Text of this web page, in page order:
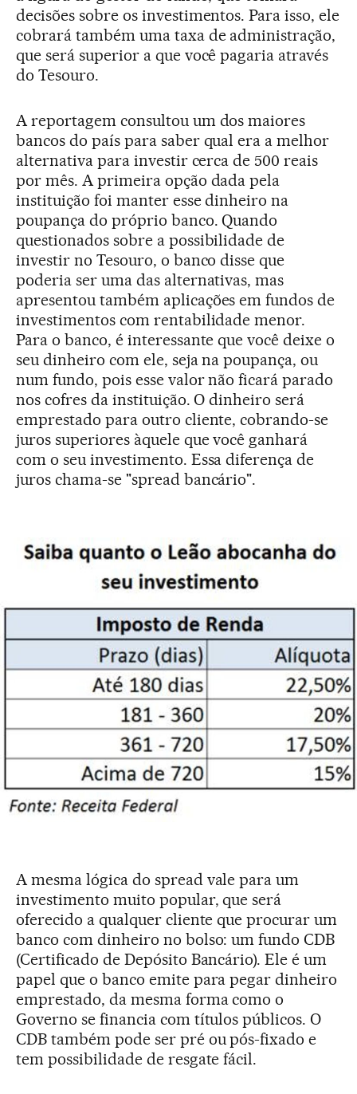
decisões sobre os investimentos. Para isso, ele
cobrará também uma taxa de administração,
que será superior a que você pagaria através
do Tesouro.
A reportagem consultou um dos maiores
bancos do país para saber qual era a melhor
alternativa para investir cerca de 500 reais
por mês. A primeira opção dada pela
instituição foi manter esse dinheiro na
poupança do próprio banco. Quando
questionados sobre a possibilidade de
investir no Tesouro, o banco disse que
poderia ser uma das alternativas, mas
apresentou também aplicações em fundos de
investimentos com rentabilidade menor.
Para o banco, é interessante que você deixe o
seu dinheiro com ele, seja na poupança, ou
num fundo, pois esse valor não ficará parado
nos cofres da instituição. O dinheiro será
emprestado para outro cliente, cobrando-se
juros superiores àquele que você ganhará
com o seu investimento. Essa diferença de
juros chama-se "spread bancário".
A mesma lógica do spread vale para um
investimento muito popular, que será
oferecido a qualquer cliente que procurar um
banco com dinheiro no bolso: um fundo CDB
(Certificado de Depósito Bancário). Ele é um
papel que o banco emite para pegar dinheiro
emprestado, da mesma forma como o
Governo se financia com títulos públicos. O
CDB também pode ser pré ou pós-fixado e
tem possibilidade de resgate fácil.